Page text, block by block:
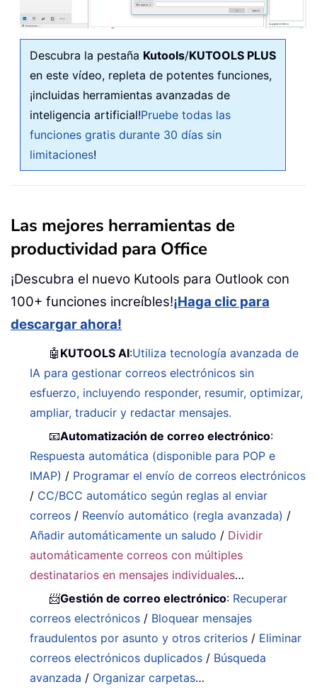
Descubra la pestaña Kutools/KUTOOLS PLUS
en este vídeo, repleta de potentes funciones,
¡incluidas herramientas avanzadas de
inteligencia artificial!Pruebe todas las
funciones gratis durante 30 días sin
limitaciones!
Las mejores herramientas de
productividad para Office
¡Descubra el nuevo Kutools para Outlook con
100+ funciones increíbles!¡Haga clic para
descargar ahora!
🤖 KUTOOLS AI:Utiliza tecnología avanzada de
IA para gestionar correos electrónicos sin
esfuerzo, incluyendo responder, resumir, optimizar,
ampliar, traducir y redactar mensajes.
📧Automatización de correo electrónico:
Respuesta automática (disponible para POP e
IMAP) / Programar el envío de correos electrónicos
/ CC/BCC automático según reglas al enviar
correos / Reenvío automático (regla avanzada) /
Añadir automáticamente un saludo / Dividir
automáticamente correos con múltiples
destinatarios en mensajes individuales…
📨Gestión de correo electrónico: Recuperar
correos electrónicos / Bloquear mensajes
fraudulentos por asunto y otros criterios / Eliminar
correos electrónicos duplicados / Búsqueda
avanzada / Organizar carpetas…